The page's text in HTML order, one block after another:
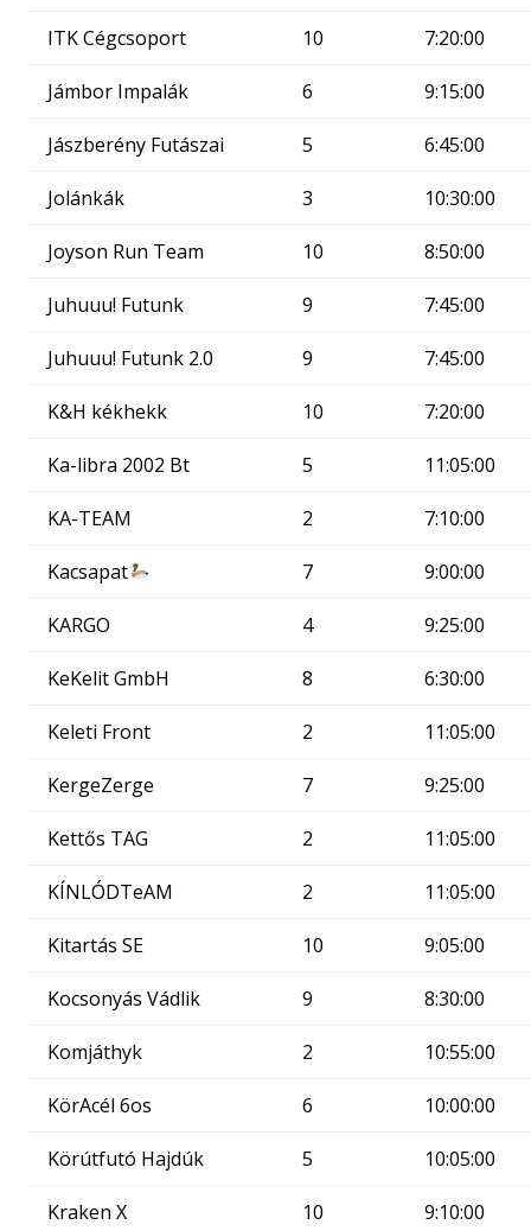
ITK Cégcsoport 10 7:20:00
Jámbor Impalák 6 9:15:00
Jászberény Futászai 5 6:45:00
Jolánkák 3 10:30:00
Joyson Run Team 10 8:50:00
Juhuuu! Futunk 9 7:45:00
Juhuuu! Futunk 2.0 9 7:45:00
K&H kékhekk 10 7:20:00
Ka-libra 2002 Bt 5 11:05:00
KA-TEAM 2 7:10:00
Kacsapat 7 9:00:00
KARGO 4 9:25:00
KeKelit GmbH 8 6:30:00
Keleti Front 2 11:05:00
KergeZerge 7 9:25:00
Kettős TAG 2 11:05:00
KÍNLÓDTeAM 2 11:05:00
Kitartás SE 10 9:05:00
Kocsonyás Vádlik 9 8:30:00
Komjáthyk 2 10:55:00
KörAcél 6os 6 10:00:00
Körútfutó Hajdúk 5 10:05:00
Kraken X 10 9:10:00